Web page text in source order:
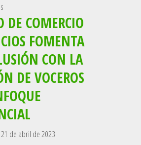
DE COMERCIO
FOMENTA
CON LA
DE VOCEROS
de abril de 2023